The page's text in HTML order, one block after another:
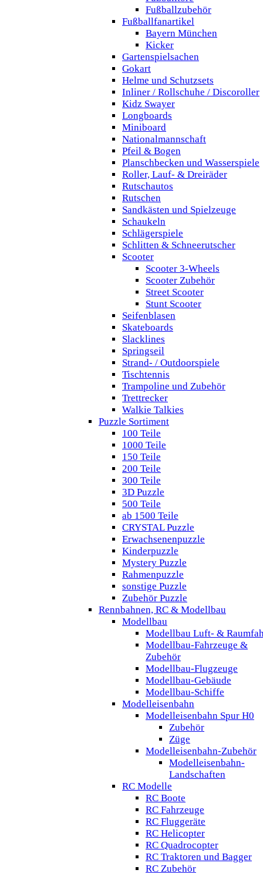
Fußballzubehör
Fußballfanartikel
Bayern München
Kicker
Gartenspielsachen
Gokart
Helme und Schutzsets
Inliner / Rollschuhe / Discoroller
Kidz Swayer
Longboards
Miniboard
Nationalmannschaft
Pfeil & Bogen
Planschbecken und Wasserspiele
Roller, Lauf- & Dreiräder
Rutschautos
Rutschen
Sandkästen und Spielzeuge
Schaukeln
Schlägerspiele
Schlitten & Schneerutscher
Scooter
Scooter 3-Wheels
Scooter Zubehör
Street Scooter
Stunt Scooter
Seifenblasen
Skateboards
Slacklines
Springseil
Strand- / Outdoorspiele
Tischtennis
Trampoline und Zubehör
Trettrecker
Walkie Talkies
Puzzle Sortiment
100 Teile
1000 Teile
150 Teile
200 Teile
300 Teile
3D Puzzle
500 Teile
ab 1500 Teile
CRYSTAL Puzzle
Erwachsenenpuzzle
Kinderpuzzle
Mystery Puzzle
Rahmenpuzzle
sonstige Puzzle
Zubehör Puzzle
Rennbahnen, RC & Modellbau
Modellbau
Modellbau Luft- &
Modellbau-Fahrzeuge &
Zubehör
Modellbau-Flugzeuge
Modellbau-Gebäude
Modellbau-Schiffe
Modelleisenbahn
Modelleisenbahn Spur H0
Zubehör
Züge
Modelleisenbahn-Zubehör
Modelleisenbahn-
Landschaften
RC Modelle
RC Boote
RC Fahrzeuge
RC Fluggeräte
RC Helicopter
RC Quadrocopter
RC Traktoren und Bagger
RC Zubehör